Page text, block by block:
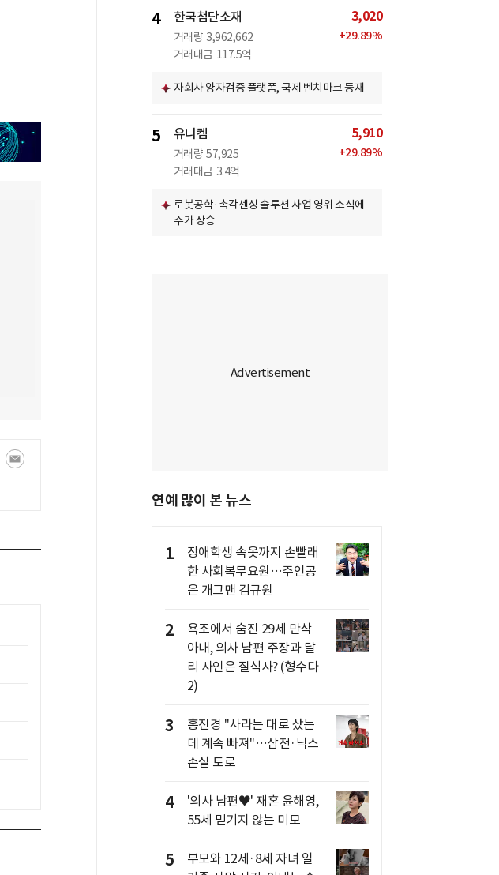
4 한국첨단소재
거래량 3,962,662
거래대금 117.5억
3,020
+29.89%
자회사 양자검증 플랫폼, 국제 벤치마크 등재
5 유니켐
거래량 57,925
거래대금 3.4억
5,910
+29.89%
로봇공학·촉각센싱 솔루션 사업 영위 소식에
주가 상승
연예 많이 본 뉴스
1
장애학생 속옷까지 손빨래
한 사회복무요원…주인공
은 개그맨 김규원
2
욕조에서 숨진 29세 만삭
아내, 의사 남편 주장과 달
리 사인은 질식사? (형수다
2)
3
홍진경 "사라는 대로 샀는
데 계속 빠져"…삼전·닉스
손실 토로
4
'의사 남편♥' 재혼 윤해영,
55세 믿기지 않는 미모
5
부모와 12세·8세 자녀 일